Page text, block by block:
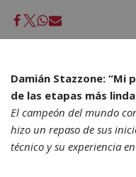
Damián Stazzone: “Mi
de las etapas más
El campeón del mundo
hizo un repaso de sus
técnico y su experiencia